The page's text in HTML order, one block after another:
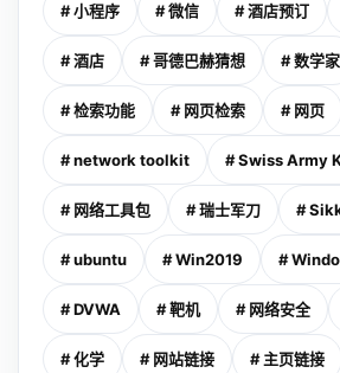
# 小程序 # 微信 # 酒店预订
# 酒店 # 哥德巴赫猜想 # 数学家
# 检索功能 # 网页检索 # 网页
# network toolkit # Swiss Army
# 网络工具包 # 瑞士军刀 #
# ubuntu # Win2019 #
# DVWA # 靶机 # 网络安全
# 化学 # 网站链接 # 主页链接